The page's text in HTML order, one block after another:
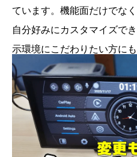
ています。機能面だけでな
自分好みにカスタマイズで
示環境にこだわりたい方に